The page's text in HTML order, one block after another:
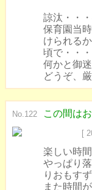
諒汰・・
保育園当
けられる
頃で・・・
何かと御
どうぞ、
No.122 この間は
[
楽しい時
やっぱり
りおもす
また時間